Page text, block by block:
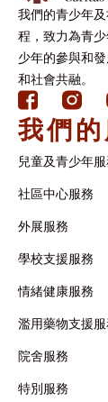
我們的青少年
程，致力為青
少年的參與和
和社會共融。
我們
兒童及青少年
社區中心服務
外展服務
學校支援服務
情緒健康服務
濫用藥物支援
院舍服務
特別服務